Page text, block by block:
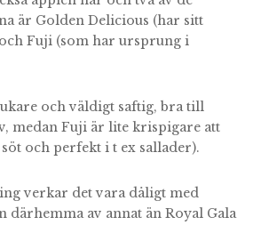
är Golden Delicious (har sitt
Fuji (som har ursprung i
och väldigt saftig, bra till
medan Fuji är lite krispigare att
och perfekt i t ex sallader).
verkar det vara dåligt med
därhemma av annat än Royal Gala